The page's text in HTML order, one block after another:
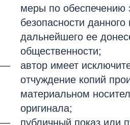
меры по обеспечению
безопасности
дальнейшего ее
общественности;
автор имеет
отчуждение копий
материальном
оригинала;
публичный показ или